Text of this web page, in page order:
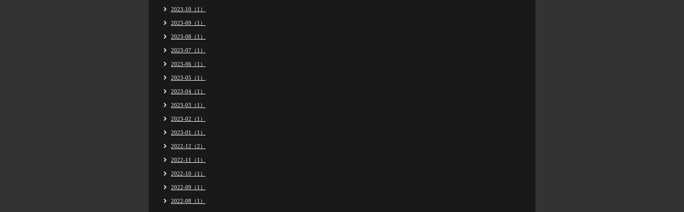
2023-10（1）
2023-09（1）
2023-08（1）
2023-07（1）
2023-06（1）
2023-05（1）
2023-04（1）
2023-03（1）
2023-02（1）
2023-01（1）
2022-12（2）
2022-11（1）
2022-10（1）
2022-09（1）
2022-08（1）